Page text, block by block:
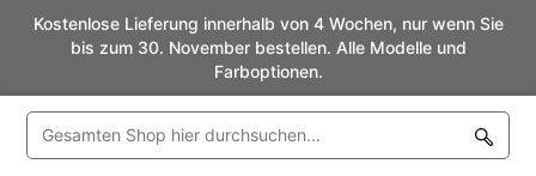
Kostenlose Lieferung innerhalb von 4 Wochen, nur wenn Sie
bis zum 30. November bestellen. Alle Modelle und
Farboptionen.